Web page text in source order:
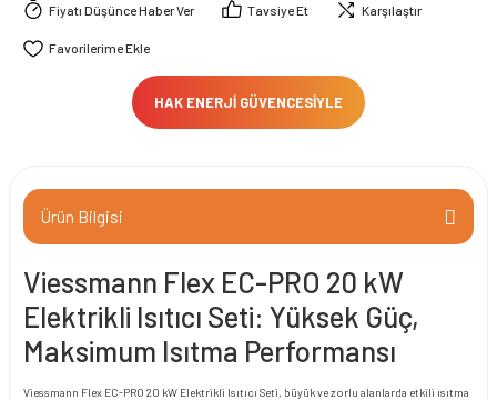
Fiyatı Düşünce Haber Ver Tavsiye Et Karşılaştır
HAK ENERJİ GÜVENCESİYLE
Ürün Bilgisi
Viessmann Flex EC-PRO 20 kW
Elektrikli Isıtıcı Seti: Yüksek Güç,
Maksimum Isıtma Performansı
Viessmann Flex EC-PRO 20 kW Elektrikli Isıtıcı Seti, büyük ve zorlu alanlarda etkili ısıtma